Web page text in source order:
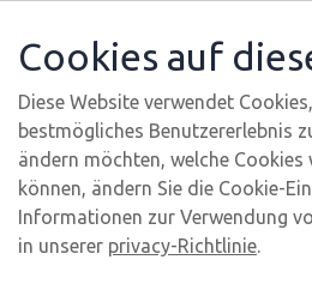
Cookies auf
Diese Website verwendet
bestmögliches Benutzererlebnis
ändern möchten, welche Cookies
können, ändern Sie die Cookie-
Informationen zur Verwendung
in unserer privacy-Richtlinie.